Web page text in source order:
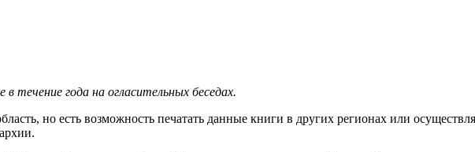
течение года на огласительных беседах.
но есть возможность печатать данные книги в других регионах или